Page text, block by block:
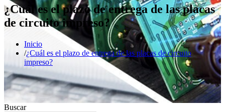
¿Cuál es el plazo de entrega de las placas
de circuito impreso?
Inicio
¿Cuál es el plazo de entrega de las placas de circuito
impreso?
Buscar